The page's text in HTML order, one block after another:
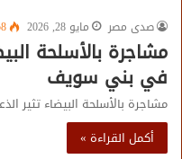
صدى مصر مايو 28, 2026
مشاجرة بالأسلحة
في بني سويف
مشاجرة بالأسلحة البيضاء
أكمل القراءة »